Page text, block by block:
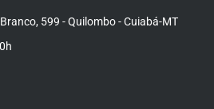
599 - Quilombo - Cuiabá-MT